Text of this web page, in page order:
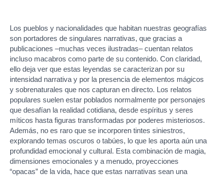
Los pueblos y nacionalidades que habitan nuestras geografías
son portadores de singulares narrativas, que gracias a
publicaciones –muchas veces ilustradas– cuentan relatos
incluso macabros como parte de su contenido. Con claridad,
ello deja ver que estas leyendas se caracterizan por su
intensidad narrativa y por la presencia de elementos mágicos
y sobrenaturales que nos capturan en directo. Los relatos
populares suelen estar poblados normalmente por personajes
que desafían la realidad cotidiana, desde espíritus y seres
míticos hasta figuras transformadas por poderes misteriosos.
Además, no es raro que se incorporen tintes siniestros,
explorando temas oscuros o tabúes, lo que les aporta aún una
profundidad emocional y cultural. Esta combinación de magia,
dimensiones emocionales y a menudo, proyecciones
“opacas” de la vida, hace que estas narrativas sean una